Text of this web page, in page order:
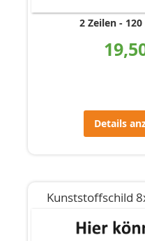
2 Zeilen
Details
Kunststoffschild